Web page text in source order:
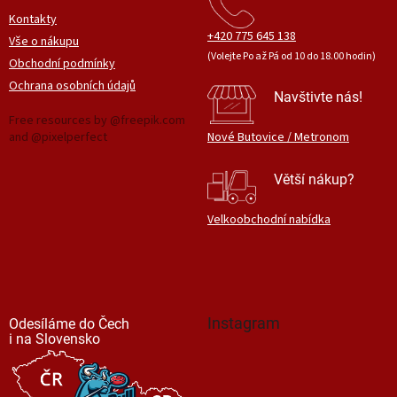
Kontakty
Vše o nákupu
Obchodní podmínky
Ochrana osobních údajů
Free resources by @freepik.com
and @pixelperfect
+420 775 645 138
(Volejte Po až Pá od 10 do 18.00 hodin)
Navštivte nás!
Nové Butovice / Metronom
Větší nákup?
Velkoobchodní nabídka
Odesíláme do Čech
i na Slovensko
Instagram